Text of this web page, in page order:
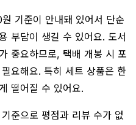
기준이 안내돼 있어서 단순
부담이 생길 수 있어요. 도서
중요하므로, 택배 개봉 시 포
요해요. 특히 세트 상품은 한
떨어질 수 있어요.
준으로 평점과 리뷰 수가 없